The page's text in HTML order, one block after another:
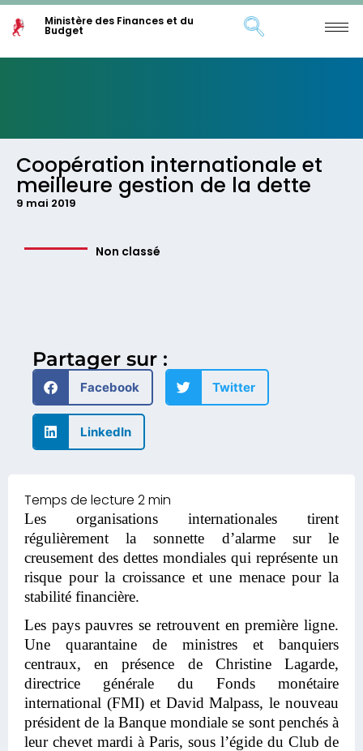
Ministère des Finances et du
Budget
Coopération internationale et
meilleure gestion de la dette
9 mai 2019
Non classé
Partager sur :
Facebook Twitter
LinkedIn
Les organisations internationales tirent
régulièrement la sonnette d’alarme sur le
creusement des dettes mondiales qui représente un
risque pour la croissance et une menace pour la
stabilité financière.
Les pays pauvres se retrouvent en première ligne.
Une quarantaine de ministres et banquiers
centraux, en présence de Christine Lagarde,
directrice générale du Fonds monétaire
international (FMI) et David Malpass, le nouveau
président de la Banque mondiale se sont penchés à
leur chevet mardi à Paris, sous l’égide du Club de